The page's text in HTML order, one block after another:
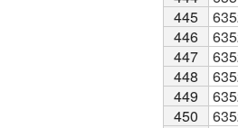
445
446
447
448
449
450
445
446
447
448
449
450